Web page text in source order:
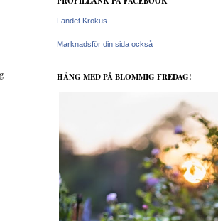
Landet Krokus
Marknadsför din sida också
HÄNG MED PÅ BLOMMIG FREDAG!